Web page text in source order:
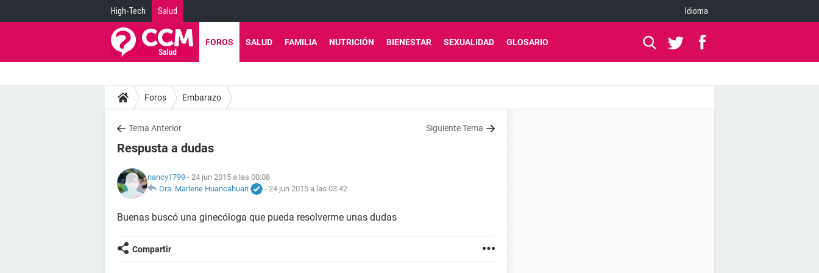
High-Tech Salud Idioma
FOROS SALUD FAMILIA NUTRICIÓN BIENESTAR SEXUALIDAD GLOSARIO
Foros Embarazo
Tema Anterior Siguiente Tema
Respusta a dudas
nancy1799 - 24 jun 2015 a las 00:08
Dra. Marlene Huancahuari
- 24 jun 2015 a las 03:42
Buenas buscó una ginecóloga que pueda resolverme unas dudas
Compartir